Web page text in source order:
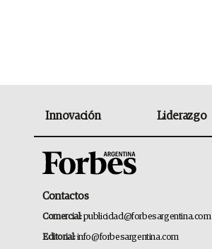
Innovación Liderazgo
Contactos
Comercial:publicidad@forbesargentina.com
Editorial:info@forbesargentina.com